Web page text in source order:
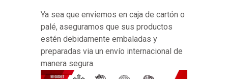
Ya sea que enviemos en caja de cartón o
palé, aseguramos que sus productos
estén debidamente embaladas y
preparadas via un envío internacional de
manera segura.